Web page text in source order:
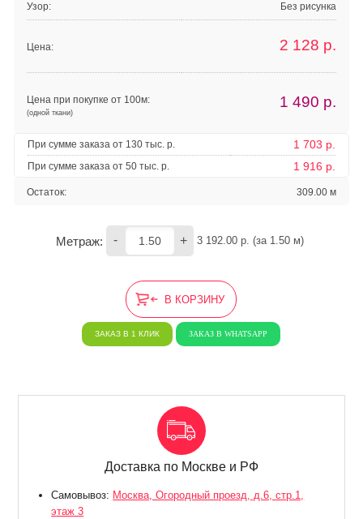
Узор: Без рисунка
Цена: 2 128 р.
Цена при покупке от 100м:
(одной ткани)
1 490 р.
При сумме заказа от 130 тыс. р. 1 703 р.
При сумме заказа от 50 тыс. р. 1 916 р.
Остаток: 309.00 м
Метраж: - + 3 192.00 р. (за 1.50 м)
В КОРЗИНУ
ЗАКАЗ В 1 КЛИК ЗАКАЗ В WHATSAPP
Доставка по Москве и РФ
Самовывоз: Москва, Огородный проезд, д.6, стр.1,
этаж 3